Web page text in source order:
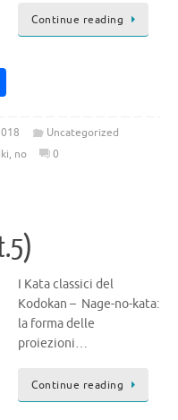
Continue reading
n
di
di
Uncategorized
, no 0
I Kata classici del
Kodokan – Nage-no-kata:
la forma delle
proiezioni…
Continue reading